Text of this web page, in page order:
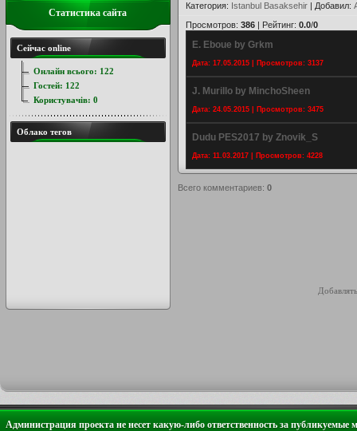
Категория: Istanbul Basaksehir | Добавил:
Просмотров: 386 | Рейтинг: 0.0/0
E. Eboue by Grkm
Дата: 17.05.2015 | Просмотров: 3137
J. Murillo by MinchoSheen
Дата: 24.05.2015 | Просмотров: 3475
Dudu PES2017 by Znovik_S
Дата: 11.03.2017 | Просмотров: 4228
Всего комментариев: 0
Статистика сайта
Сейчас online
Онлайн всього: 122
Гостей: 122
Користувачів: 0
Облако тегов
Администрация проекта не несет какую-либо ответственность за публикуемые